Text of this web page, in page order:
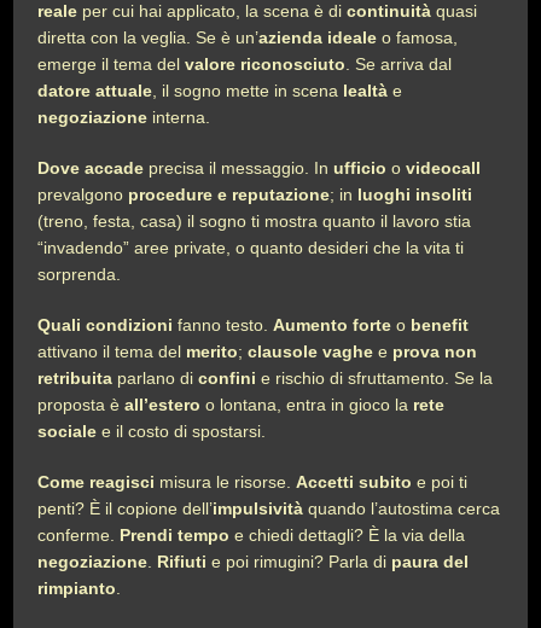
reale per cui hai applicato, la scena è dicontinuità quasi
diretta con la veglia. Se è un’azienda ideale o famosa,
emerge il tema delvalore riconosciuto . Se arriva dal
datore attuale , il sogno mette in scena lealtà e
negoziazione interna.
Dove accade precisa il messaggio. In ufficio ovideocall
prevalgono procedure e reputazione; in luoghi insoliti
(treno, festa, casa) il sogno ti mostra quanto il lavoro stia
“invadendo” aree private, o quanto desideri che la vita ti
sorprenda.
Quali condizioni fanno testo.Aumento forte o benefit
attivano il tema del merito;clausole vaghe e prova non
retribuita parlano diconfini e rischio di sfruttamento. Se la
proposta èall’estero o lontana, entra in gioco la rete
sociale e il costo di spostarsi.
Come reagisci misura le risorse.Accetti subito e poi ti
penti? È il copione dell’impulsività quando l’autostima cerca
conferme. Prendi tempo e chiedi dettagli? È la via della
negoziazione Rifiuti e poi rimugini? Parla di paura del
rimpianto